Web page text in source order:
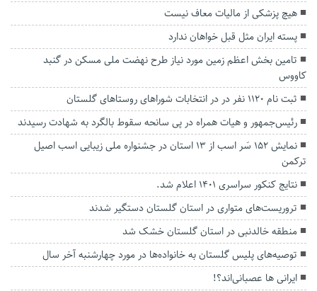
هیچ پزشکی از مالیات معاف نیست
پسته ایران مثل قبل خواهان ندارد
تامین بخش اعظم زمین مورد نیاز طرح نهضت ملی مسکن در گنبد
کاووس
ثبت نام ۱۱۲۰ نفر در در انتخابات شورا‌های روستا‌های گلستان
رئیس‌جمهور و هیات همراه در پی سانحه سقوط بالگرد به شهادت رسیدند
نمایش ۱۵۲ سَر اسب از ۱۳ استان در جشنواره ملی زیبایی اسب اصیل
ترکمن
نتایج کنکور سراسری ۱۴۰۱ اعلام شد.
تروریست‌های متواری در استان گلستان دستگیر شدند
منطقه خالدنبی در استان گلستان خشک شد
توصیه‌های پلیس گلستان به خانواده‌ها در مورد چهارشنبه آخر سال
ایرانی ها عصبانی‌اند؟!